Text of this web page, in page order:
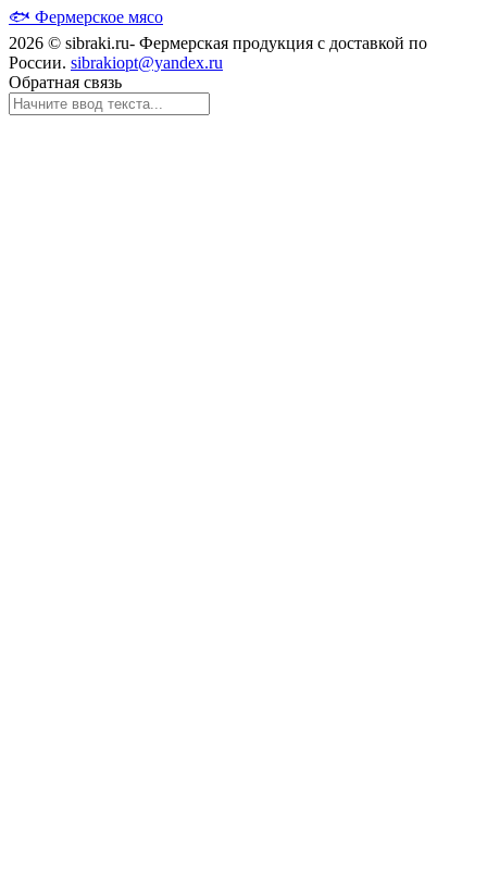
🐟 Фермерское мясо
2026 © sibraki.ru- Фермерская продукция с доставкой по
России. sibrakiopt@yandex.ru
Обратная связь